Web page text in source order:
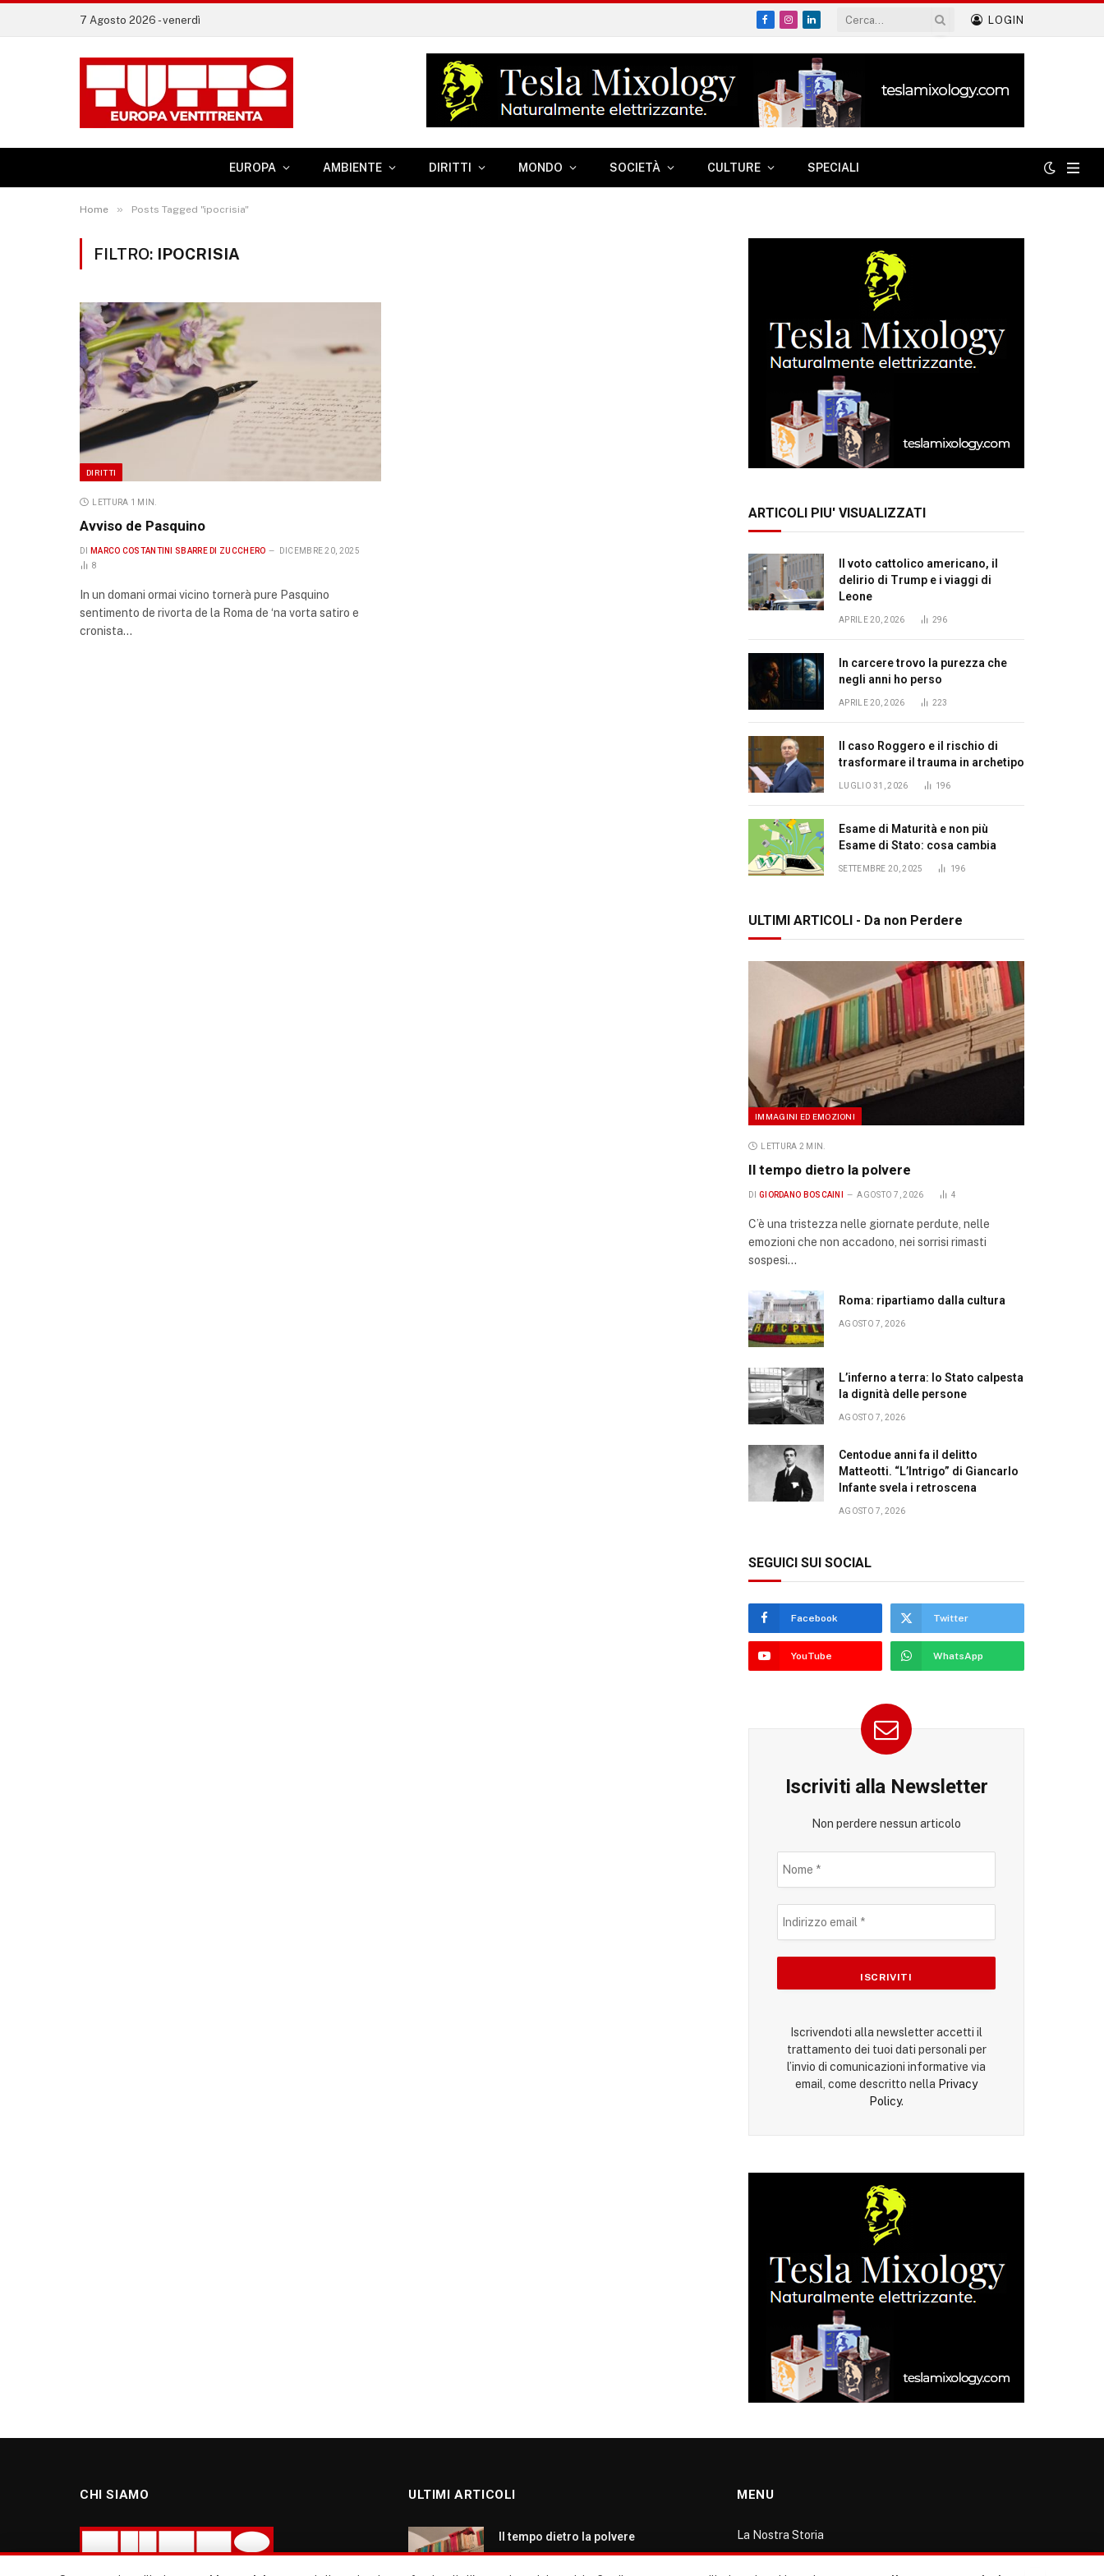
7 Agosto 2026 - venerdì
Facebook
Instagram
LinkedIn
LOGIN
EUROPA AMBIENTE DIRITTI MONDO SOCIETÀ CULTURE SPECIALI
Home » Posts Tagged "ipocrisia"
FILTRO: IPOCRISIA
DIRITTI
LETTURA 1 MIN.
Avviso de Pasquino
DI MARCO COSTANTINI SBARRE DI ZUCCHERO
DICEMBRE 20, 2025
8
In un domani ormai vicino tornerà pure Pasquino
sentimento de rivorta de la Roma de ‘na vorta satiro e
cronista…
ARTICOLI PIU' VISUALIZZATI
Il voto cattolico americano, il
delirio di Trump e i viaggi di
Leone
APRILE 20, 2026 296
In carcere trovo la purezza che
negli anni ho perso
APRILE 20, 2026 223
Il caso Roggero e il rischio di
trasformare il trauma in archetipo
LUGLIO 31, 2026 196
Esame di Maturità e non più
Esame di Stato: cosa cambia
SETTEMBRE 20, 2025 196
ULTIMI ARTICOLI - Da non Perdere
IMMAGINI ED EMOZIONI
LETTURA 2 MIN.
Il tempo dietro la polvere
DI GIORDANO BOSCAINI AGOSTO 7, 2026 4
C’è una tristezza nelle giornate perdute, nelle
emozioni che non accadono, nei sorrisi rimasti
sospesi…
Roma: ripartiamo dalla cultura
AGOSTO 7, 2026
L’inferno a terra: lo Stato calpesta
la dignità delle persone
AGOSTO 7, 2026
Centodue anni fa il delitto
Matteotti. “L’Intrigo” di Giancarlo
Infante svela i retroscena
AGOSTO 7, 2026
SEGUICI SUI SOCIAL
Facebook Twitter
YouTube WhatsApp
Iscriviti alla Newsletter
Non perdere nessun articolo
Iscrivendoti alla newsletter accetti il
trattamento dei tuoi dati personali per
l’invio di comunicazioni informative via
email, come descritto nella Privacy
Policy.
CHI SIAMO ULTIMI ARTICOLI
Il tempo dietro la polvere
MENU
La Nostra Storia